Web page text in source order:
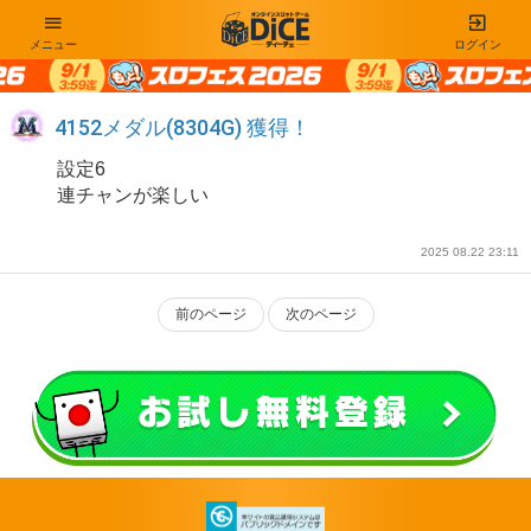
ログイン
メニュー
4152メダル(8304G) 獲得！
設定6
連チャンが楽しい
2025 08.22 23:11
前のページ 次のページ